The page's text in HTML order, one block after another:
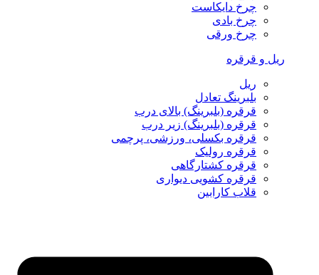
چرخ دایکاست
چرخ بادی
چرخ ورقی
ریل و قرقره
ریل
بلبرینگ تعادل
قرقره (بلبرینگ) بالای درب
قرقره (بلبرینگ) زیر درب
قرقره بکسلی، ورزشی، پرچمی
قرقره رولیک
قرقره کشتارگاهی
قرقره کشویی دیواری
قلاب کارابین